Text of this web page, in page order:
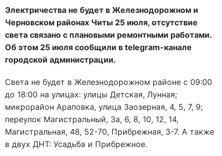
Электричества не будет в Железнодорожном и
Черновском районах Читы 25 июля, отсутствие
света связано с плановыми ремонтными работами.
Об этом 25 июля сообщили в telegram-канале
городской администрации.
Света не будет в Железнодорожном районе с 09:00
до 18:00 на улицах: улицы Детская, Лунная;
микрорайон Араповка, улица Заозерная, 4, 5, 7, 9;
переулок Магистральный, 3а, 6, 8, 10, 12, 14,
Магистральная, 48, 52-70, Прибрежная, 3-7. А также
в двух ДНТ: Усадьба и Прибрежное.